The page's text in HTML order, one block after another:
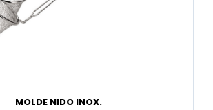
MOLDE NIDO INOX.